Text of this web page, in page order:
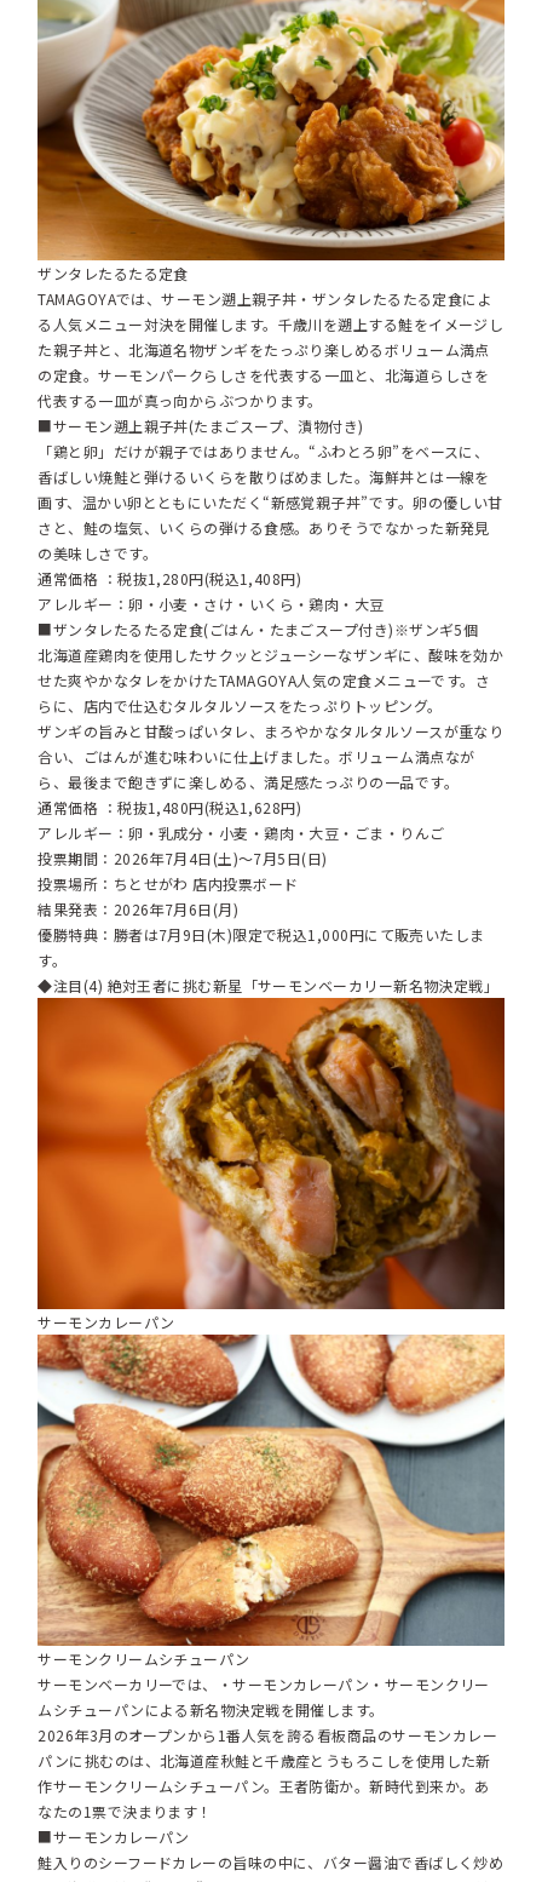
ザンタレたるたる定食
TAMAGOYAでは、サーモン遡上親子丼・ザンタレたるたる定食によ
る人気メニュー対決を開催します。千歳川を遡上する鮭をイメージし
た親子丼と、北海道名物ザンギをたっぷり楽しめるボリューム満点
の定食。サーモンパークらしさを代表する一皿と、北海道らしさを
代表する一皿が真っ向からぶつかります。
■サーモン遡上親子丼(たまごスープ、漬物付き)
「鶏と卵」だけが親子ではありません。“ふわとろ卵”をベースに、
香ばしい焼鮭と弾けるいくらを散りばめました。海鮮丼とは一線を
画す、温かい卵とともにいただく“新感覚親子丼”です。卵の優しい甘
さと、鮭の塩気、いくらの弾ける食感。ありそうでなかった新発見
の美味しさです。
通常価格 ：税抜1,280円(税込1,408円)
アレルギー：卵・小麦・さけ・いくら・鶏肉・大豆
■ザンタレたるたる定食(ごはん・たまごスープ付き)※ザンギ5個
北海道産鶏肉を使用したサクッとジューシーなザンギに、酸味を効か
せた爽やかなタレをかけたTAMAGOYA人気の定食メニューです。さ
らに、店内で仕込むタルタルソースをたっぷりトッピング。
ザンギの旨みと甘酸っぱいタレ、まろやかなタルタルソースが重なり
合い、ごはんが進む味わいに仕上げました。ボリューム満点なが
ら、最後まで飽きずに楽しめる、満足感たっぷりの一品です。
通常価格 ：税抜1,480円(税込1,628円)
アレルギー：卵・乳成分・小麦・鶏肉・大豆・ごま・りんご
投票期間：2026年7月4日(土)～7月5日(日)
投票場所：ちとせがわ 店内投票ボード
結果発表：2026年7月6日(月)
優勝特典：勝者は7月9日(木)限定で税込1,000円にて販売いたしま
す。
◆注目(4) 絶対王者に挑む新星「サーモンベーカリー新名物決定戦」
サーモンカレーパン
サーモンクリームシチューパン
サーモンベーカリーでは、・サーモンカレーパン・サーモンクリー
ムシチューパンによる新名物決定戦を開催します。
2026年3月のオープンから1番人気を誇る看板商品のサーモンカレー
パンに挑むのは、北海道産秋鮭と千歳産とうもろこしを使用した新
作サーモンクリームシチューパン。王者防衛か。新時代到来か。あ
なたの1票で決まります！
■サーモンカレーパン
鮭入りのシーフードカレーの旨味の中に、バター醤油で香ばしく炒め